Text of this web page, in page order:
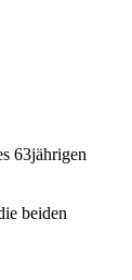
63jährigen
beiden